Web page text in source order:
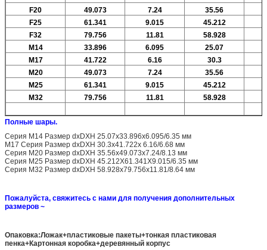
F20
49.073 7.24 35.56
F25
61.341 9.015 45.212
F32
79.756 11.81 58.928
М14
33.896 6.095 25.07
М17
41.722 6.16 30.3
M20
49.073 7.24 35.56
M25
61.341 9.015 45.212
M32
79.756 11.81 58.928
Полные шары.
Серия M14 Размер dxDXH 25.07x33.896x6.095/6.35 мм
M17 Серия Размер dxDXH 30.3x41.722x 6.16/6.68 мм
Серия M20 Размер dxDXH 35.56x49.073x7.24/8.13 мм
Серия M25 Размер dxDXH 45.212X61.341X9.015/6.35 мм
Серия M32 Размер dxDXH 58.928x79.756x11.81/8.64 мм
Пожалуйста, свяжитесь с нами для получения дополнительных
размеров ~
Опаковка:Ложак+пластиковые пакеты+тонкая пластиковая
пенка+Картонная коробка+деревянный корпус